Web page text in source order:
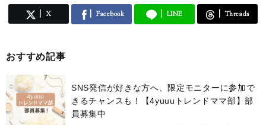
X Facebook LINE Threads
おすすめ記事
SNS発信が好きな方へ、限定モニターに参加で
きるチャンスも！【4yuuuトレンドママ部】部
員募集中